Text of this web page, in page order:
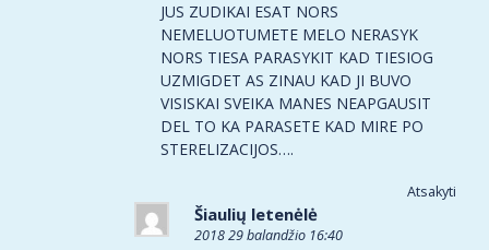
JUS ZUDIKAI ESAT NORS
NEMELUOTUMETE MELO NERASYK
NORS TIESA PARASYKIT KAD TIESIOG
UZMIGDET AS ZINAU KAD JI BUVO
VISISKAI SVEIKA MANES NEAPGAUSIT
DEL TO KA PARASETE KAD MIRE PO
STERELIZACIJOS….
Atsakyti
Šiaulių letenėlė
2018 29 balandžio 16:40